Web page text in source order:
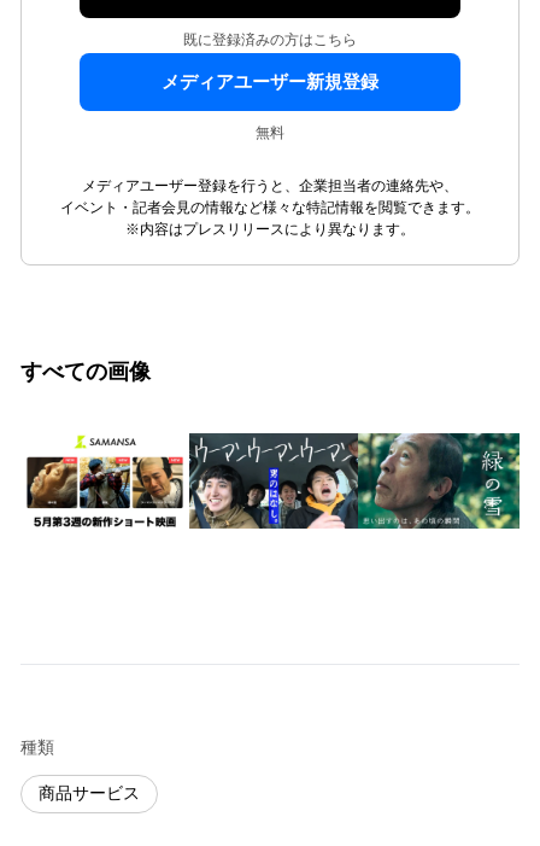
既に登録済みの方はこちら
メディアユーザー新規登録
無料
メディアユーザー登録を行うと、企業担当者の連絡先や、
イベント・記者会見の情報など様々な特記情報を閲覧できます。
※内容はプレスリリースにより異なります。
すべての画像
種類
商品サービス